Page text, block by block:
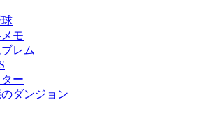
モ
レム
ー
ダンジョン